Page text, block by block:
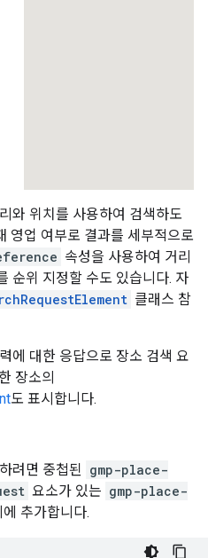
와 위치를 사용하여 검색하도
영업 여부로 결과를 세부적으로
속성을 사용하여 거리
순위 지정할 수도 있습니다. 자
클래스 참
에 대한 응답으로 장소 검색 요
장소의
도 표시합니다.
려면 중첩된 gmp-place-
요소가 있는 gmp-place-
추가합니다.